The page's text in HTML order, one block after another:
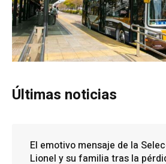
Últimas noticias
El emotivo mensaje de la
Lionel y su familia tras la